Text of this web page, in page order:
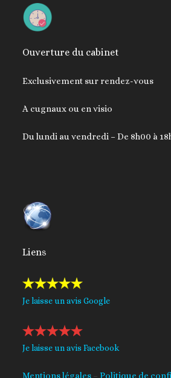
Ouverture du cabinet
Exclusivement sur rendez-vous
A cugnaux ou en visio
Du lundi au vendredi – De 8h00 à
Liens
Je laisse un avis Google
Je laisse un avis Facebook
Mentions légales –Politique de